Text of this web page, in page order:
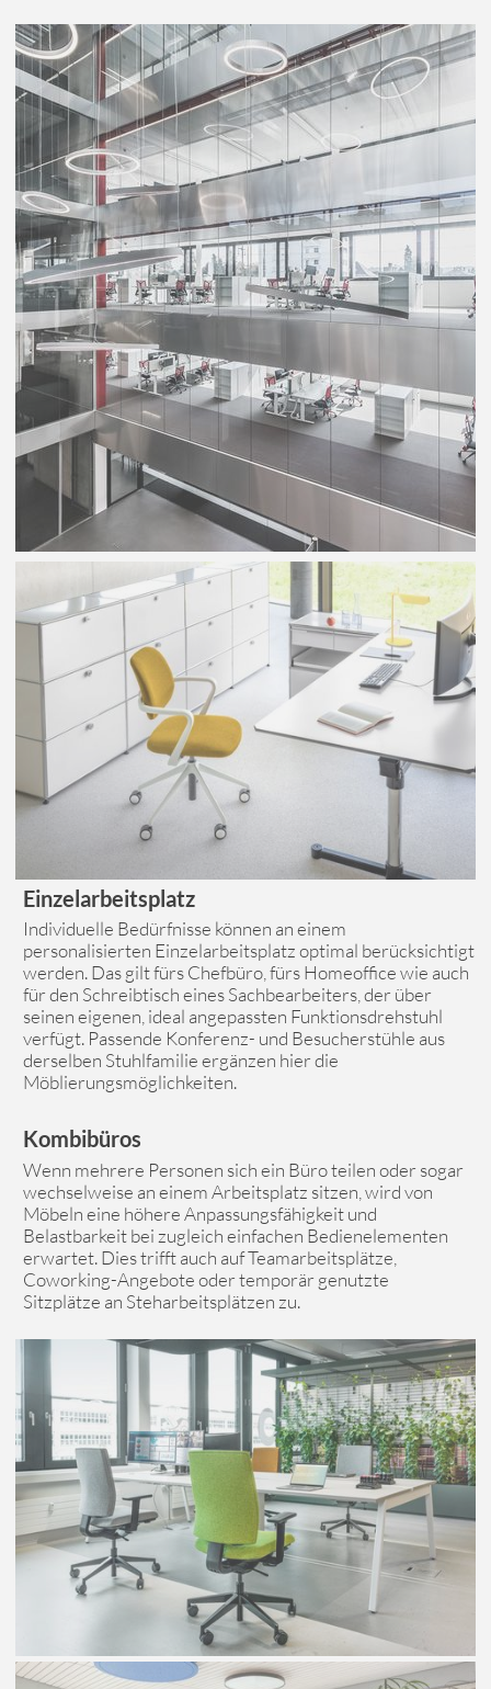
Einzelarbeitsplatz
Individuelle Bedürfnisse können an einem
personalisierten Einzelarbeitsplatz optimal berücksichtigt
werden. Das gilt fürs Chefbüro, fürs Homeoffice wie auch
für den Schreibtisch eines Sachbearbeiters, der über
seinen eigenen, ideal angepassten Funktionsdrehstuhl
verfügt. Passende Konferenz- und Besucherstühle aus
derselben Stuhlfamilie ergänzen hier die
Möblierungsmöglichkeiten.
Kombibüros
Wenn mehrere Personen sich ein Büro teilen oder sogar
wechselweise an einem Arbeitsplatz sitzen, wird von
Möbeln eine höhere Anpassungsfähigkeit und
Belastbarkeit bei zugleich einfachen Bedienelementen
erwartet. Dies trifft auch auf Teamarbeitsplätze,
Coworking-Angebote oder temporär genutzte
Sitzplätze an Steharbeitsplätzen zu.